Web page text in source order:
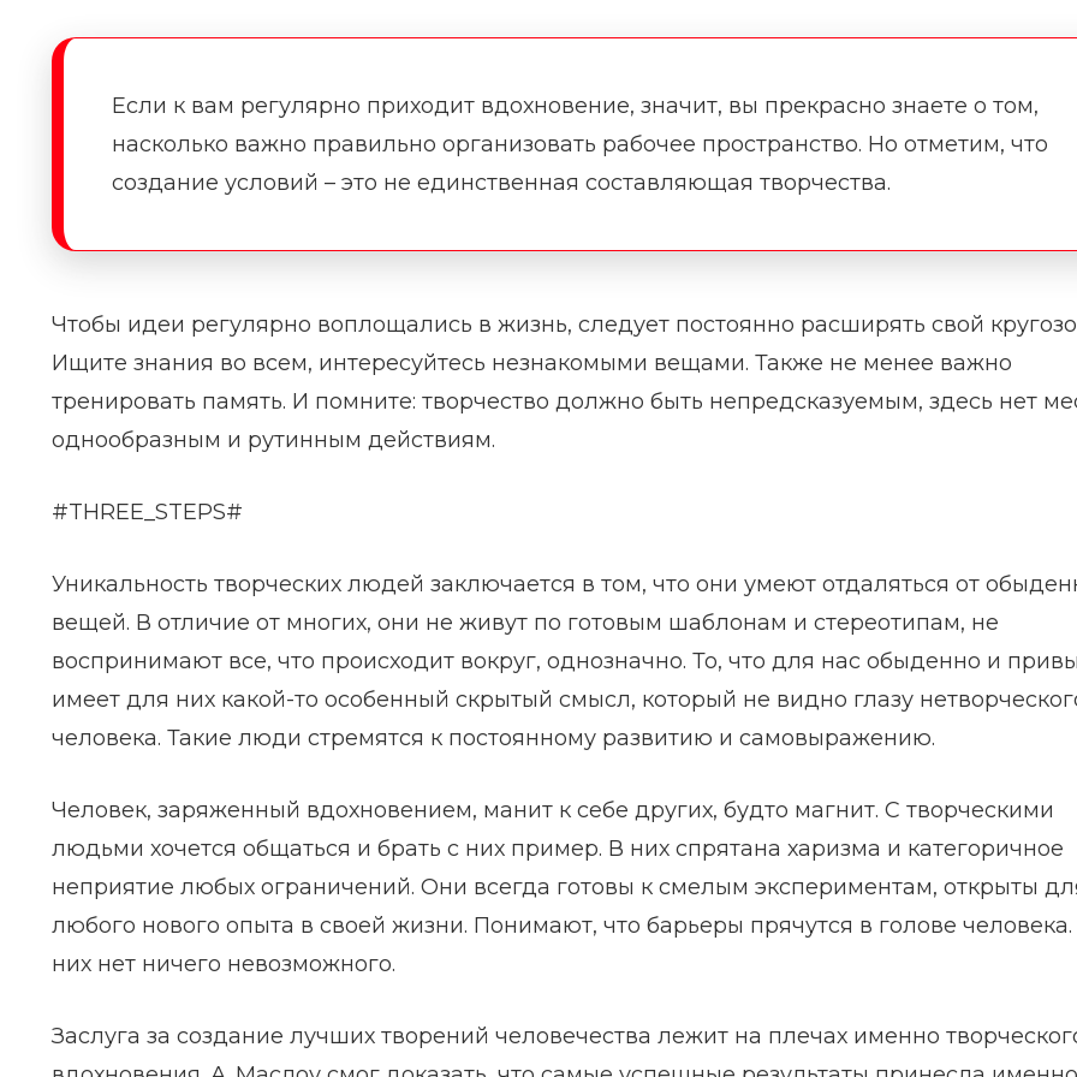
Если к вам регулярно приходит вдохновение, значит, вы прекрасно знаете о том,
насколько важно правильно организовать рабочее пространство. Но отметим, что
создание условий – это не единственная составляющая творчества.
Чтобы идеи регулярно воплощались в жизнь, следует постоянно расширять свой
Ищите знания во всем, интересуйтесь незнакомыми вещами. Также не менее важно
тренировать память. И помните: творчество должно быть непредсказуемым, здесь нет
однообразным и рутинным действиям.
#THREE_STEPS#
Уникальность творческих людей заключается в том, что они умеют отдаляться от
вещей. В отличие от многих, они не живут по готовым шаблонам и стереотипам, не
воспринимают все, что происходит вокруг, однозначно. То, что для нас обыденно и
имеет для них какой-то особенный скрытый смысл, который не видно глазу
человека. Такие люди стремятся к постоянному развитию и самовыражению.
Человек, заряженный вдохновением, манит к себе других, будто магнит. С творческими
людьми хочется общаться и брать с них пример. В них спрятана харизма и категоричное
неприятие любых ограничений. Они всегда готовы к смелым экспериментам, открыты
любого нового опыта в своей жизни. Понимают, что барьеры прячутся в голове
них нет ничего невозможного.
Заслуга за создание лучших творений человечества лежит на плечах именно